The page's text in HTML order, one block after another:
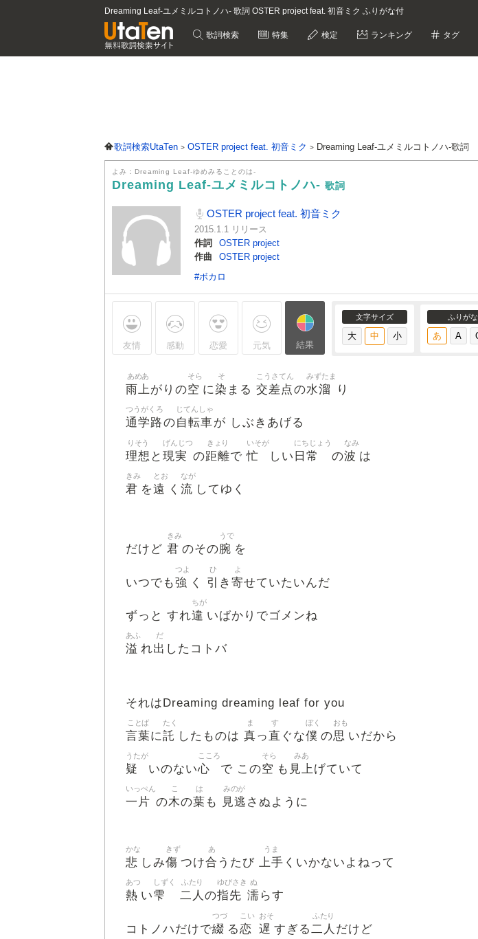
Dreaming Leaf-ユメミルコトノハ- 歌詞 OSTER project feat. 初音ミク ふりがな付
歌詞検索 特集 検定 ランキング タグ
歌詞検索UtaTen OSTER project feat. 初音ミク Dreaming Leaf-ユメミルコトノハ-歌詞
よみ：Dreaming Leaf-ゆめみることのは-
Dreaming Leaf-ユメミルコトノハ- 歌詞
OSTER project feat. 初音ミク
2015.1.1 リリース
作詞
OSTER project
作曲
OSTER project
#ボカロ
友情 感動 恋愛 元気 結果
文字サイズ ふりがな
雨上
あめあ
がりの空
そら
に染
そ
まる 交差点
こうさてん
の水溜
みずたま
り
通学路
つうがくろ
の自転車
じてんしゃ
が しぶきあげる
理想
りそう
と 現実
げんじつ
の距離
きょり
で忙
いそが
しい 日常
にちじょう
の波
なみ
は
君
きみ
を遠
とお
く 流
なが
してゆく
だけど 君
きみ
のその腕
うで
を
いつでも強
つよ
く 引
ひ
き 寄
よ
せていたいんだ
ずっと すれ違
ちが
いばかりでゴメンね
溢
あふ
れ出
だ
したコトバ
それはDreaming dreaming leaf for you
言葉
ことば
に託
たく
したものは 真
ま
っ 直
す
ぐな僕
ぼく
の思
おも
いだから
疑
うたが
いのない心
こころ
で この空
そら
も 見上
みあ
げていて
一片
いっぺん
の木
こ
の葉
は
も 見逃
みのが
さぬように
悲
かな
しみ傷
きず
つけ合
あ
うたび 上手
うま
くいかないよねって
熱
あつ
い雫
しずく
二人
ふたり
の指先
ゆびさき
濡
ぬ
らす
コトノハだけで綴
つづ
る恋
こい
遅
おそ
すぎる 二人
ふたり
だけど